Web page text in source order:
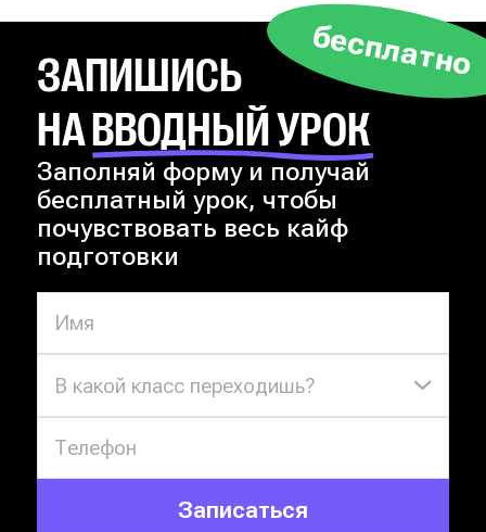
ЗАПИШИСЬ
НА ВВОДНЫЙ УРОК
бесплатно
В какой класс переходишь?
Записаться
Заполняй форму и получай
бесплатный урок, чтобы
почувствовать весь кайф
подготовки